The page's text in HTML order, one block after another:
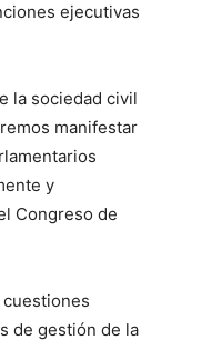
ejecutivas
la sociedad civil
manifestar
y
Congreso de
de gestión de la